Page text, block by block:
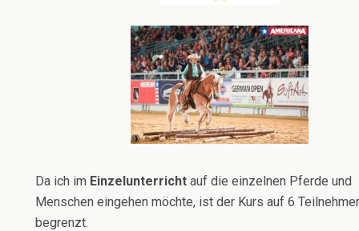
Da ich im Einzelunterricht auf die einzelnen Pferde und
Menschen eingehen möchte, ist der Kurs auf 6 Teilnehmer
begrenzt.